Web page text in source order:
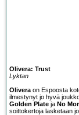
Olivera: Trust
Lyktan
Olivera on Espoosta
ilmestynyt jo hyvä
Golden Plate ja No
soittokertoja lasketaan